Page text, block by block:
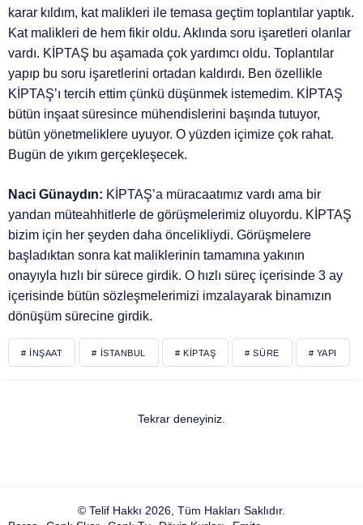
karar kıldım, kat malikleri ile temasa geçtim toplantılar yaptık.
Kat malikleri de hem fikir oldu. Aklında soru işaretleri olanlar
vardı. KİPTAŞ bu aşamada çok yardımcı oldu. Toplantılar
yapıp bu soru işaretlerini ortadan kaldırdı. Ben özellikle
KİPTAŞ’ı tercih ettim çünkü düşünmek istemedim. KİPTAŞ
bütün inşaat süresince mühendislerini başında tutuyor,
bütün yönetmeliklere uyuyor. O yüzden içimize çok rahat.
Bugün de yıkım gerçekleşecek.
Naci Günaydın: KİPTAŞ’a müracaatımız vardı ama bir
yandan müteahhitlerle de görüşmelerimiz oluyordu. KİPTAŞ
bizim için her şeyden daha öncelikliydi. Görüşmelere
başladıktan sonra kat maliklerinin tamamına yakının
onayıyla hızlı bir sürece girdik. O hızlı süreç içerisinde 3 ay
içerisinde bütün sözleşmelerimizi imzalayarak binamızın
dönüşüm sürecine girdik.
# İNŞAAT # İSTANBUL # KIPTAŞ # SÜRE # YAPI
Tekrar deneyiniz.
© Telif Hakkı 2026, Tüm Hakları Saklıdır.